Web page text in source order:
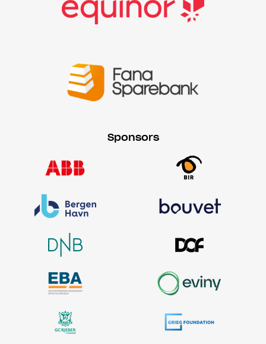
Sponsors